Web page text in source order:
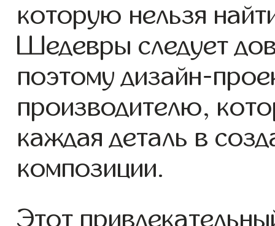
которую нельзя
Шедевры следует
поэтому дизайн-
производителю,
каждая деталь в
композиции.
Этот